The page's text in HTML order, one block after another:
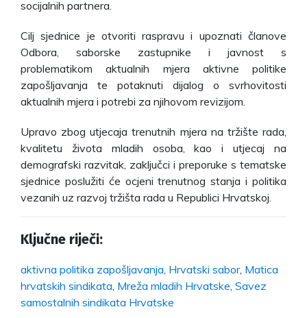
socijalnih partnera.
Cilj sjednice je otvoriti raspravu i upoznati članove
Odbora, saborske zastupnike i javnost s
problematikom aktualnih mjera aktivne politike
zapošljavanja te potaknuti dijalog o svrhovitosti
aktualnih mjera i potrebi za njihovom revizijom.
Upravo zbog utjecaja trenutnih mjera na tržište rada,
kvalitetu života mladih osoba, kao i utjecaj na
demografski razvitak, zaključci i preporuke s tematske
sjednice poslužiti će ocjeni trenutnog stanja i politika
vezanih uz razvoj tržišta rada u Republici Hrvatskoj.
Ključne riječi:
aktivna politika zapošljavanja Hrvatski sabor, Matica
hrvatskih sindikata Mreža mladih Hrvatske Savez
samostalnih sindikata Hrvatske